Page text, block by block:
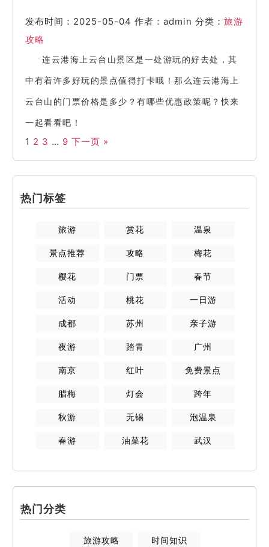
发布时间：2025-05-04 作者：admin 分类： 旅游
攻略
连云港海上云台山景区是一处游玩的好去处，其
中有着许多好玩的景点值得打卡哦！那么连云港海上
云台山的门票价格是多少？有哪些优惠政策呢？快来
一起看看吧！
1 2 3 … 9 下一页 »
热门标签
旅游 赏花 温泉
景点推荐 攻略 梅花
樱花 门票 春节
活动 桃花 一日游
成都 苏州 亲子游
夜游 踏青 广州
南京 红叶 免费景点
腊梅 灯会 跨年
秋游 无锡 泡温泉
春游 油菜花 武汉
热门分类
旅游攻略 时间知识